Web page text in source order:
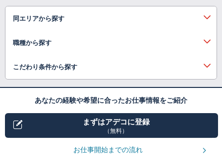
同エリアから探す
職種から探す
こだわり条件から探す
あなたの経験や希望に合ったお仕事情報をご紹介
まずはアデコに登録
（無料）
お仕事開始までの流れ